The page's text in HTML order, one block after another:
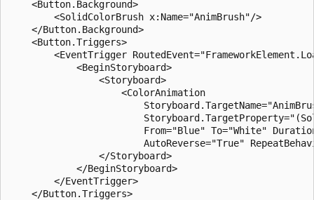
    <Button.Background>
        <SolidColorBrush x:Name="AnimBrush"/>
    </Button.Background>
    <Button.Triggers>
<EventTrigger
            <BeginStoryboard>
                <Storyboard>
                    <ColorAnimation
From="Blue" To="White"
AutoReverse="True"
                </Storyboard>
            </BeginStoryboard>
        </EventTrigger>
    </Button.Triggers>